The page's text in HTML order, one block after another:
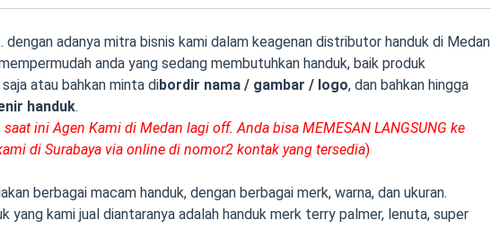
dengan adanya mitra bisnis kami dalam keagenan distributor handuk di Medan
anda yang sedang membutuhkan handuk, baik produk
atau bahkan minta dibordir nama / gambar / logo, dan bahkan hingga
handuk.
ini Agen Kami di Medan lagi off. Anda bisa MEMESAN LANGSUNG ke
di Surabaya via online di nomor2 kontak yang tersedia)
berbagai macam handuk, dengan berbagai merk, warna, dan ukuran.
yang kami jual diantaranya adalah handuk merk terry palmer, lenuta, super